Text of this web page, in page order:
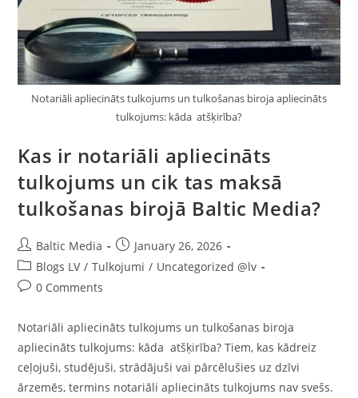
Notariāli apliecināts tulkojums un tulkošanas biroja apliecināts
tulkojums: kāda atšķirība?
Kas ir notariāli apliecināts
tulkojums un cik tas maksā
tulkošanas birojā Baltic Media?
Post
author:
Baltic Media
Post
published:
January 26, 2026
Post
category:
Blogs LV / Tulkojumi / Uncategorized @lv
Post0 Comments
Notariāli apliecināts tulkojums un tulkošanas biroja
apliecināts tulkojums: kāda atšķirība? Tiem, kas kādreiz
ceļojuši, studējuši, strādājuši vai pārcēlušies uz dzīvi
ārzemēs, termins notariāli apliecināts tulkojums nav svešs.